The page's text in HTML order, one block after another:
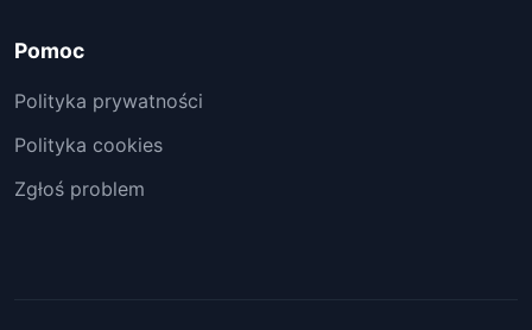
Pomoc
Polityka prywatności
Polityka cookies
Zgłoś problem